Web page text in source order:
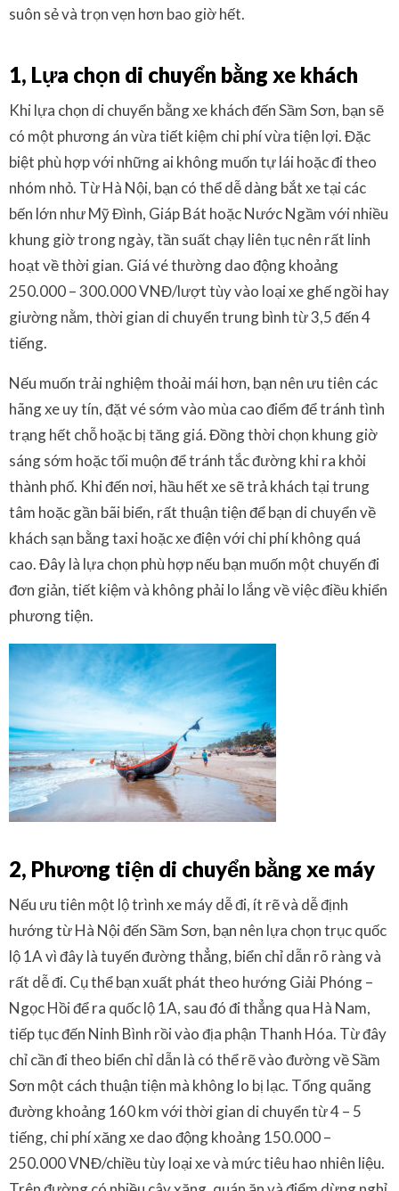
suôn sẻ và trọn vẹn hơn bao giờ hết.
1, Lựa chọn di chuyển bằng xe khách
Khi lựa chọn di chuyển bằng xe khách đến Sầm Sơn, bạn sẽ
có một phương án vừa tiết kiệm chi phí vừa tiện lợi. Đặc
biệt phù hợp với những ai không muốn tự lái hoặc đi theo
nhóm nhỏ. Từ Hà Nội, bạn có thể dễ dàng bắt xe tại các
bến lớn như Mỹ Đình, Giáp Bát hoặc Nước Ngầm với nhiều
khung giờ trong ngày, tần suất chạy liên tục nên rất linh
hoạt về thời gian. Giá vé thường dao động khoảng
250.000 – 300.000 VNĐ/lượt tùy vào loại xe ghế ngồi hay
giường nằm, thời gian di chuyển trung bình từ 3,5 đến 4
tiếng.
Nếu muốn trải nghiệm thoải mái hơn, bạn nên ưu tiên các
hãng xe uy tín, đặt vé sớm vào mùa cao điểm để tránh tình
trạng hết chỗ hoặc bị tăng giá. Đồng thời chọn khung giờ
sáng sớm hoặc tối muộn để tránh tắc đường khi ra khỏi
thành phố. Khi đến nơi, hầu hết xe sẽ trả khách tại trung
tâm hoặc gần bãi biển, rất thuận tiện để bạn di chuyển về
khách sạn bằng taxi hoặc xe điện với chi phí không quá
cao. Đây là lựa chọn phù hợp nếu bạn muốn một chuyến đi
đơn giản, tiết kiệm và không phải lo lắng về việc điều khiển
phương tiện.
2, Phương tiện di chuyển bằng xe máy
Nếu ưu tiên một lộ trình xe máy dễ đi, ít rẽ và dễ định
hướng từ Hà Nội đến Sầm Sơn, bạn nên lựa chọn trục quốc
lộ 1A vì đây là tuyến đường thẳng, biển chỉ dẫn rõ ràng và
rất dễ đi. Cụ thể bạn xuất phát theo hướng Giải Phóng –
Ngọc Hồi để ra quốc lộ 1A, sau đó đi thẳng qua Hà Nam,
tiếp tục đến Ninh Bình rồi vào địa phận Thanh Hóa. Từ đây
chỉ cần đi theo biển chỉ dẫn là có thể rẽ vào đường về Sầm
Sơn một cách thuận tiện mà không lo bị lạc. Tổng quãng
đường khoảng 160 km với thời gian di chuyển từ 4 – 5
tiếng, chi phí xăng xe dao động khoảng 150.000 –
250.000 VNĐ/chiều tùy loại xe và mức tiêu hao nhiên liệu.